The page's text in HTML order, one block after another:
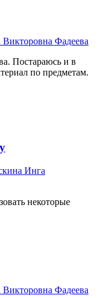
Фадеева
Постараюсь и в
по предметам.
Инга
некоторые
Фадеева